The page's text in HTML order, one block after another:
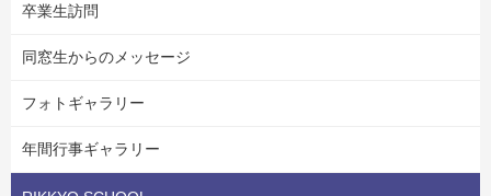
卒業生訪問
同窓生からのメッセージ
フォトギャラリー
年間行事ギャラリー